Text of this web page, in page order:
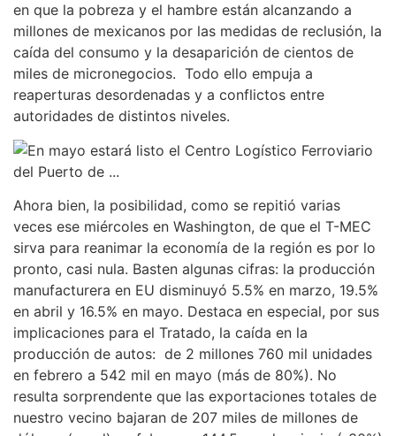
en que la pobreza y el hambre están alcanzando a
millones de mexicanos por las medidas de reclusión, la
caída del consumo y la desaparición de cientos de
miles de micronegocios. Todo ello empuja a
reaperturas desordenadas y a conflictos entre
autoridades de distintos niveles.
Ahora bien, la posibilidad, como se repitió varias
veces ese miércoles en Washington, de que el T-MEC
sirva para reanimar la economía de la región es por lo
pronto, casi nula. Basten algunas cifras: la producción
manufacturera en EU disminuyó 5.5% en marzo, 19.5%
en abril y 16.5% en mayo. Destaca en especial, por sus
implicaciones para el Tratado, la caída en la
producción de autos: de 2 millones 760 mil unidades
en febrero a 542 mil en mayo (más de 80%). No
resulta sorprendente que las exportaciones totales de
nuestro vecino bajaran de 207 miles de millones de